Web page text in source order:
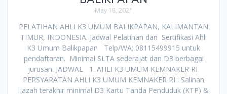
May 18, 2021
PELATIHAN AHLI K3 UMUM BALIKPAPAN, KALIMANTAN
TIMUR, INDONESIA. Jadwal Pelatihan dan Sertifikasi Ahli
K3 Umum Balikpapan Telp/WA; 08115499915 untuk
pendaftaran. Minimal SLTA sederajat dan D3 berbagai
jurusan. JADWAL 1. AHLI K3 UMUM KEMNAKER RI
PERSYARATAN AHLI K3 UMUM KEMNAKER RI : Salinan
ijazah terakhir minimal D3 Kartu Tanda Penduduk (KTP) &